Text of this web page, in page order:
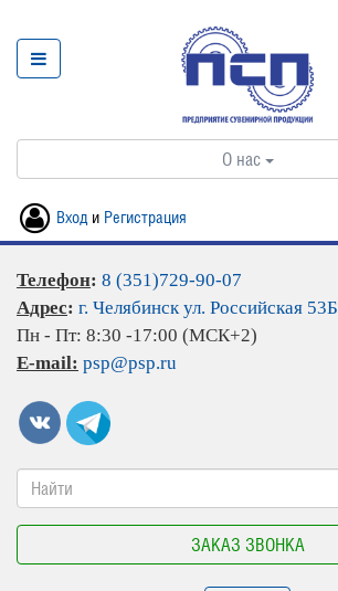
О нас
Вход и Регистрация
Телефон: 8 (351)729-90-07
Адрес: г. Челябинск ул. Российская 53Б
Пн - Пт: 8:30 -17:00 (МСК+2)
E-mail: psp@psp.ru
ЗАКАЗ ЗВОНКА